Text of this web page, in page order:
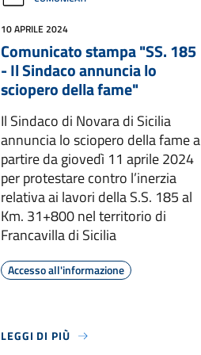
10 APRILE 2024
Comunicato stampa "SS. 185
- Il Sindaco annuncia lo
sciopero della fame"
Il Sindaco di Novara di Sicilia
annuncia lo sciopero della fame a
partire da giovedì 11 aprile 2024
per protestare contro l’inerzia
relativa ai lavori della S.S. 185 al
Km. 31+800 nel territorio di
Francavilla di Sicilia
Accesso all'informazione
LEGGI DI PIÙ